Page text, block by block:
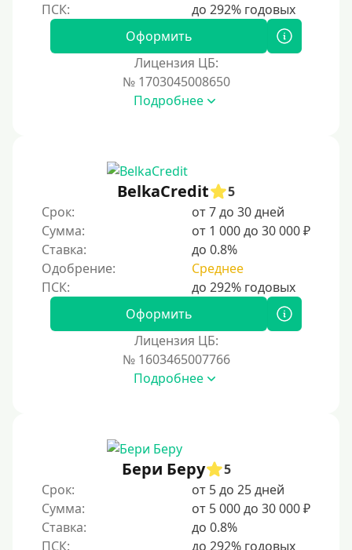
Экспресс
В день обращения
С 21 года
С 22 лет
С 23 лет
С 25 лет
Категории заемщиков
Несовершеннолетним
Без прописки
Без регистрации
С временной регистрацией
Оформить
Лицензия ЦБ:
№ 1703045008650
Подробнее
BelkaCredit
5
Срок:
от 7 до 30 дней
Сумма:
от 1 000 до 30 000 ₽
Ставка:
до 0.8%
Одобрение:
Среднее
Оформить
Лицензия ЦБ:
№ 1603465007766
Подробнее
Бери Беру
5
Срок:
от 5 до 25 дней
Сумма:
от 5 000 до 30 000 ₽
Ставка:
до 0.8%